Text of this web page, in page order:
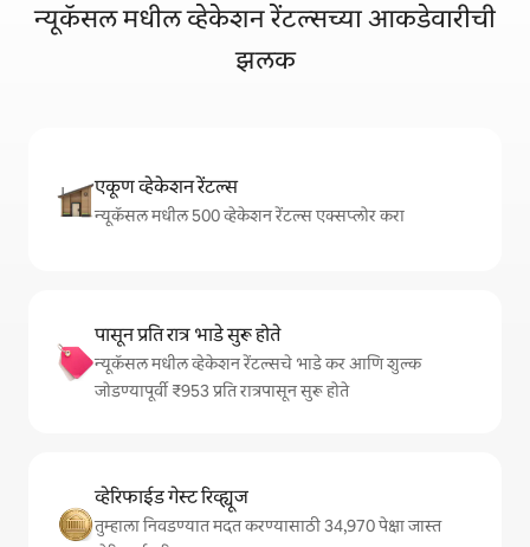
न्यूकॅसल मधील व्हेकेशन रेंटल्सच्या आकडेवारीची
झलक
एकूण व्हेकेशन रेंटल्स
न्यूकॅसल मधील 500 व्हेकेशन रेंटल्स एक्सप्लोर करा
पासून प्रति रात्र भाडे सुरू होते
न्यूकॅसल मधील व्हेकेशन रेंटल्सचे भाडे कर आणि शुल्क
जोडण्यापूर्वी ₹953 प्रति रात्रपासून सुरू होते
व्हेरिफाईड गेस्ट रिव्ह्यूज
तुम्हाला निवडण्यात मदत करण्यासाठी 34,970 पेक्षा जास्त